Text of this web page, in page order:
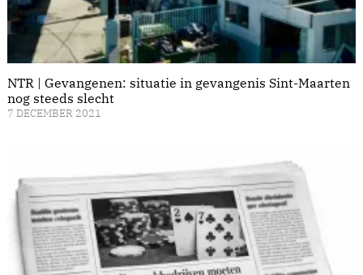
NTR | Gevangenen: situatie in gevangenis Sint-Maarten
nog steeds slecht
7 DECEMBER 2021